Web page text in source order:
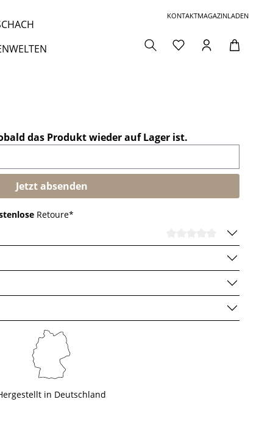
KONTAKTMAGAZINLADEN
das Produkt wieder auf Lager ist.
Jetzt absenden
Retoure*
in Deutschland